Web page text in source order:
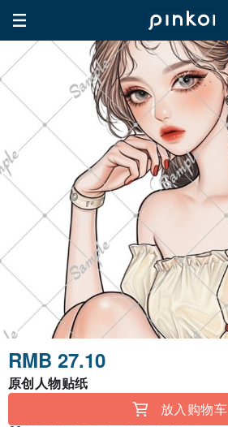
RMB 27.10
原创人物贴纸
放入购物车